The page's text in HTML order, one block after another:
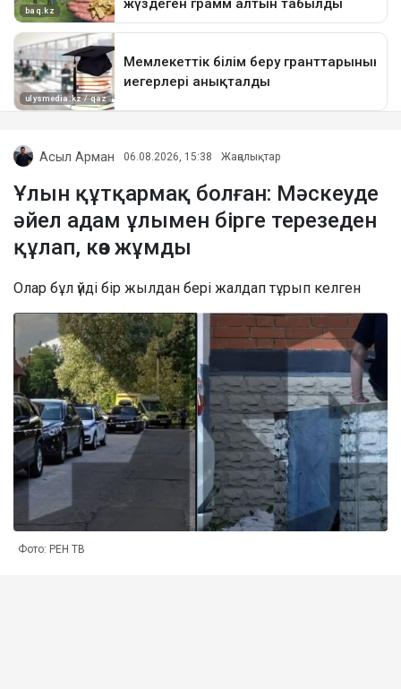
Асыл Арман 06.08.2026, 15:38 Жаңалықтар
Ұлын құтқармақ болған: Мәскеуде
әйел адам ұлымен бірге терезеден
құлап, көз жұмды
Олар бұл үйді бір жылдан бері жалдап тұрып келген
Фото: РЕН ТВ